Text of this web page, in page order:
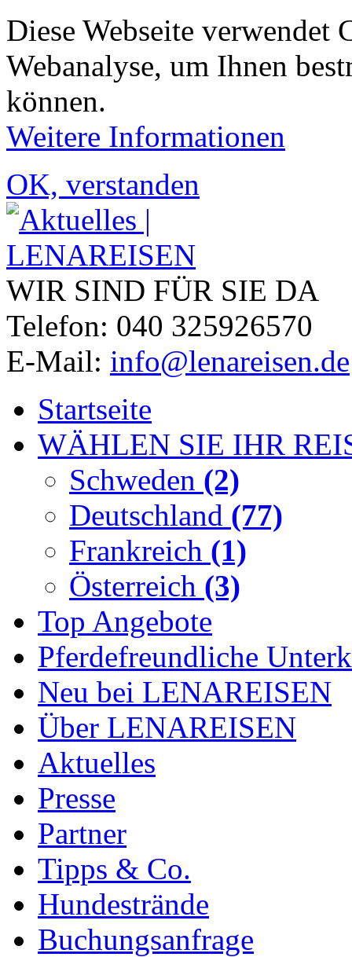
Diese Webseite verwendet
Webanalyse, um Ihnen
können.
Weitere Informationen
OK, verstanden
WIR SIND FÜR SIE DA
Telefon: 040 325926570
E-Mail: info@lenareisen.de
Startseite
WÄHLEN SIE IHR
Schweden (2)
Deutschland (77)
Frankreich (1)
Österreich (3)
Top Angebote
Pferdefreundliche
Neu bei LENAREISEN
Über LENAREISEN
Aktuelles
Presse
Partner
Tipps & Co.
Hundestrände
Buchungsanfrage